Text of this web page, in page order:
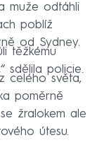
muže odtáhli
poblíž
od Sydney.
těžkému
sdělila policie.
celého světa,
poměrně
žralokem ale
útesu.